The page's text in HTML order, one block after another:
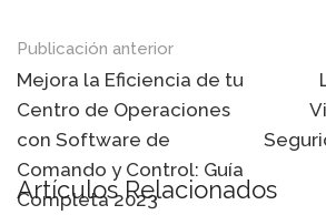
Mensaje
de
navegación
Publicación anterior
Mejora la Eficiencia de tu
Centro de Operaciones
con Software de
Comando y Control: Guía
Completa 2023
Artículos Relacionados